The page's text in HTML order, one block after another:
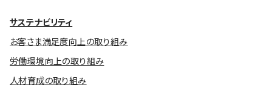
サステナビリティ
お客さま満足度向上の取り組み
労働環境向上の取り組み
人材育成の取り組み